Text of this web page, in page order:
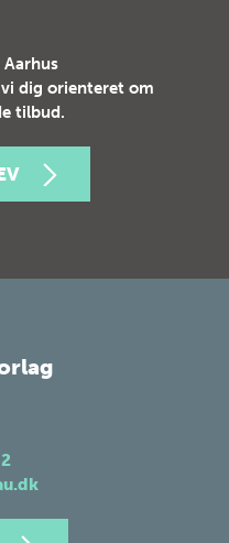
dig orienteret om
tilbud.